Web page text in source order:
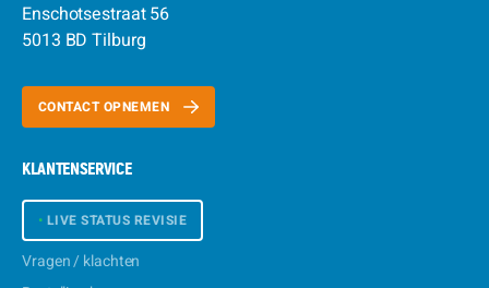
Enschotsestraat 56
5013 BD Tilburg
CONTACT OPNEMEN
KLANTENSERVICE
• LIVE STATUS REVISIE
Vragen / klachten